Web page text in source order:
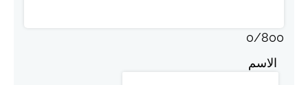
0/800
الاسم